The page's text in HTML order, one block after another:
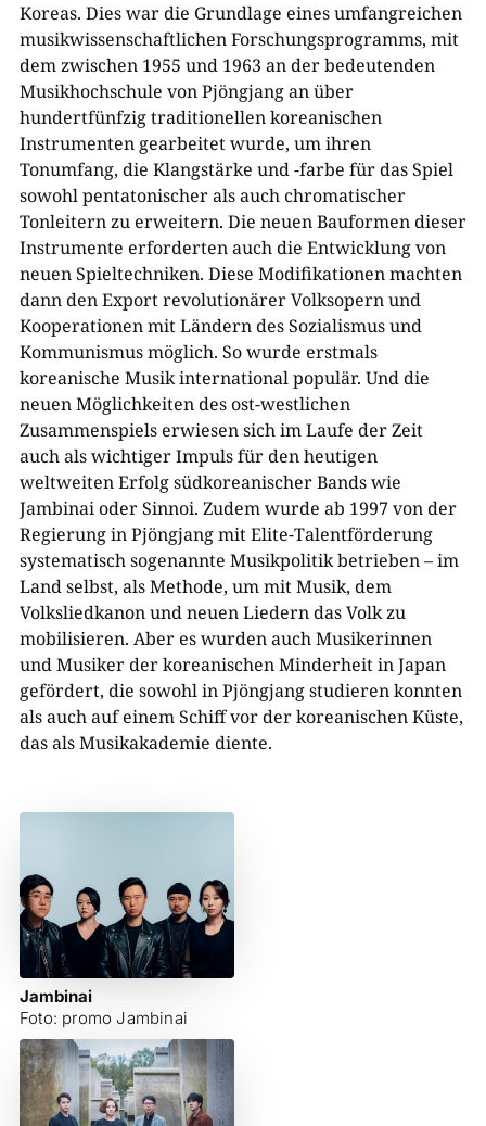
Koreas. Dies war die Grundlage eines umfangreichen
musikwissenschaftlichen Forschungsprogramms, mit
dem zwischen 1955 und 1963 an der bedeutenden
Musikhochschule von Pjöngjang an über
hundertfünfzig traditionellen koreanischen
Instrumenten gearbeitet wurde, um ihren
Tonumfang, die Klangstärke und -farbe für das Spiel
sowohl pentatonischer als auch chromatischer
Tonleitern zu erweitern. Die neuen Bauformen dieser
Instrumente erforderten auch die Entwicklung von
neuen Spieltechniken. Diese Modifikationen machten
dann den Export revolutionärer Volksopern und
Kooperationen mit Ländern des Sozialismus und
Kommunismus möglich. So wurde erstmals
koreanische Musik international populär. Und die
neuen Möglichkeiten des ost-westlichen
Zusammenspiels erwiesen sich im Laufe der Zeit
auch als wichtiger Impuls für den heutigen
weltweiten Erfolg südkoreanischer Bands wie
Jambinai oder Sinnoi. Zudem wurde ab 1997 von der
Regierung in Pjöngjang mit Elite-Talentförderung
systematisch sogenannte Musikpolitik betrieben – im
Land selbst, als Methode, um mit Musik, dem
Volksliedkanon und neuen Liedern das Volk zu
mobilisieren. Aber es wurden auch Musikerinnen
und Musiker der koreanischen Minderheit in Japan
gefördert, die sowohl in Pjöngjang studieren konnten
als auch auf einem Schiff vor der koreanischen Küste,
das als Musikakademie diente.
Jambinai
Foto: promo Jambinai